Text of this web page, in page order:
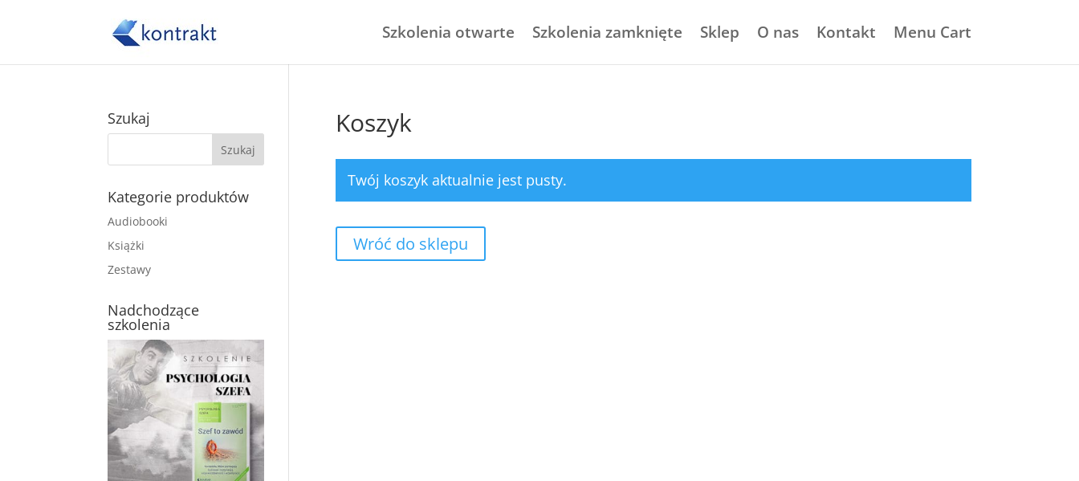
Szkolenia otwarte Szkolenia zamknięte Sklep O nas Kontakt Menu Cart
Koszyk
Twój koszyk aktualnie jest pusty.
Wróć do sklepu
Szukaj
Kategorie produktów
Audiobooki
Książki
Zestawy
Nadchodzące
szkolenia